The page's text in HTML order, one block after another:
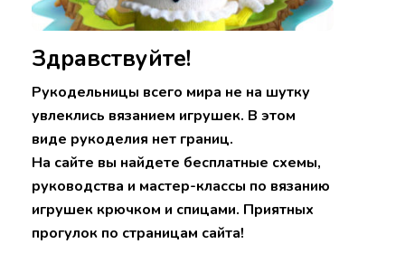
Здравствуйте!
Рукодельницы всего мира не на шутку
увлеклись вязанием игрушек. В этом
виде рукоделия нет границ.
На сайте вы найдете бесплатные схемы,
руководства и мастер-классы по вязанию
игрушек крючком и спицами. Приятных
прогулок по страницам сайта!